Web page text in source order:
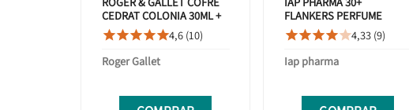
CEDRAT COLONIA 30ML +
CREMA MANOS 30ML
4,6 (10)
Roger Gallet
FLANKERS PERFUME
MUJER 150ML
4,33 (9)
Iap pharma